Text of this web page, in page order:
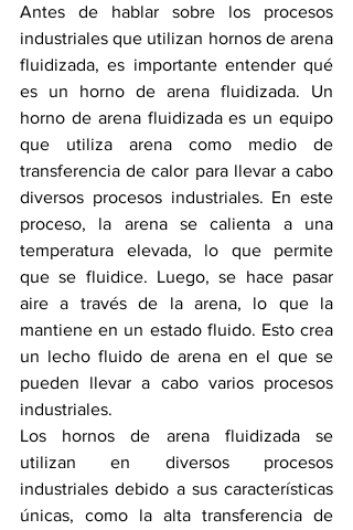
Antes de hablar sobre los procesos
industriales que utilizan hornos de arena
fluidizada, es importante entender qué
es un horno de arena fluidizada. Un
horno de arena fluidizada es un equipo
que utiliza arena como medio de
transferencia de calor para llevar a cabo
diversos procesos industriales. En este
proceso, la arena se calienta a una
temperatura elevada, lo que permite
que se fluidice. Luego, se hace pasar
aire a través de la arena, lo que la
mantiene en un estado fluido. Esto crea
un lecho fluido de arena en el que se
pueden llevar a cabo varios procesos
industriales.
Los hornos de arena fluidizada se
utilizan en diversos procesos
industriales debido a sus características
únicas, como la alta transferencia de